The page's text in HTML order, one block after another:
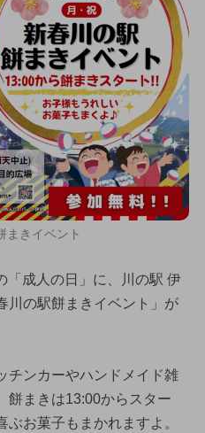
まきイベント
「成人の日」に、川の駅 伊
川の駅餅まきイベント」が
チンカーやハンドメイド雑
餅まきは13:00からスター
お菓子もまかれますよ。